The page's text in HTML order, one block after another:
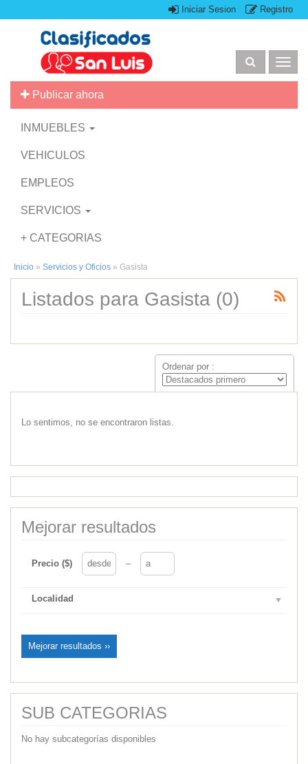
Iniciar Sesion Registro
Publicar ahora
INMUEBLES
VEHICULOS
EMPLEOS
SERVICIOS
+ CATEGORIAS
Inicio » Servicios y Oficios » Gasista
Listados para Gasista (0)
Ordenar por :
Lo sentimos, no se encontraron listas.
Mejorar resultados
Precio ($) –
Localidad
Mejorar resultados ››
SUB CATEGORIAS
No hay subcategorías disponibles